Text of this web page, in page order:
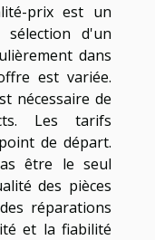
prix est un
d'un
dans
est variée.
nécessaire de
Les tarifs
de départ.
être le seul
des pièces
réparations
et la fiabilité